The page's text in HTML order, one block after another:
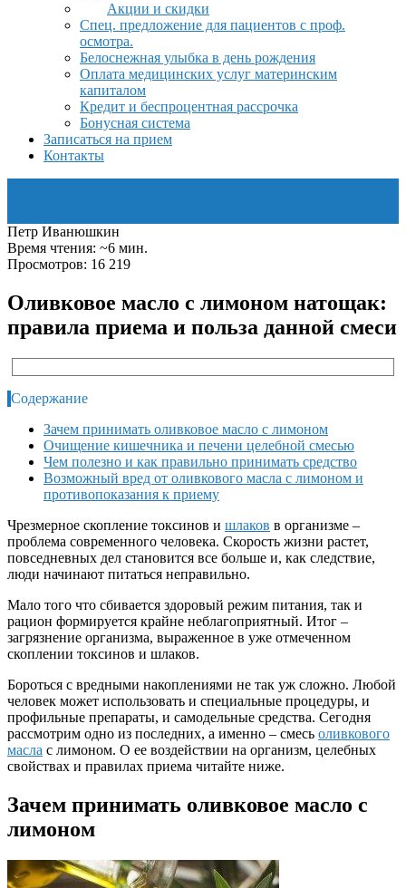
Акции и скидки
Спец. предложение для пациентов с проф.
осмотра.
Белоснежная улыбка в день рождения
Оплата медицинских услуг материнским
капиталом
Кредит и беспроцентная рассрочка
Бонусная система
Записаться на прием
Контакты
Петр Иванюшкин
Время чтения: ~6 мин.
Просмотров: 16 219
Оливковое масло с лимоном натощак:
правила приема и польза данной смеси
Содержание
Зачем принимать оливковое масло с лимоном
Очищение кишечника и печени целебной смесью
Чем полезно и как правильно принимать средство
Возможный вред от оливкового масла с лимоном и
противопоказания к приему
Чрезмерное скопление токсинов и шлаков в организме –
проблема современного человека. Скорость жизни растет,
повседневных дел становится все больше и, как следствие,
люди начинают питаться неправильно.
Мало того что сбивается здоровый режим питания, так и
рацион формируется крайне неблагоприятный. Итог –
загрязнение организма, выраженное в уже отмеченном
скоплении токсинов и шлаков.
Бороться с вредными накоплениями не так уж сложно. Любой
человек может использовать и специальные процедуры, и
профильные препараты, и самодельные средства. Сегодня
рассмотрим одно из последних, а именно – смесь оливкового
масла с лимоном. О ее воздействии на организм, целебных
свойствах и правилах приема читайте ниже.
Зачем принимать оливковое масло с
лимоном